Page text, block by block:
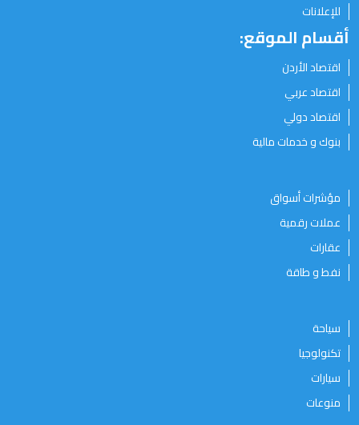
للإعلانات
أقسام الموقع:
اقتصاد الأردن
اقتصاد عربي
اقتصاد دولي
بنوك و خدمات مالية
مؤشرات أسواق
عملات رقمية
عقارات
نفط و طاقة
سياحة
تكنولوجيا
سيارات
منوعات